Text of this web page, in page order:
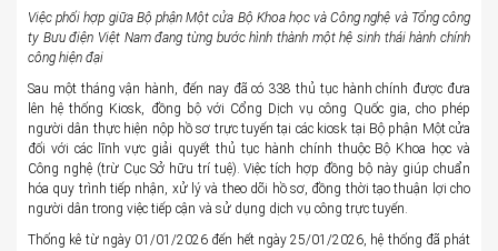
Việc phối hợp giữa Bộ phận Một cửa Bộ Khoa học và Công nghệ và Tổng công
ty Bưu điện Việt Nam đang từng bước hình thành một hệ sinh thái hành chính
công hiện đại
Sau một tháng vận hành, đến nay đã có 338 thủ tục hành chính được đưa
lên hệ thống Kiosk, đồng bộ với Cổng Dịch vụ công Quốc gia, cho phép
người dân thực hiện nộp hồ sơ trực tuyến tại các kiosk tại Bộ phận Một cửa
đối với các lĩnh vực giải quyết thủ tục hành chính thuộc Bộ Khoa học và
Công nghệ (trừ Cục Sở hữu trí tuệ). Việc tích hợp đồng bộ này giúp chuẩn
hóa quy trình tiếp nhận, xử lý và theo dõi hồ sơ, đồng thời tạo thuận lợi cho
người dân trong việc tiếp cận và sử dụng dịch vụ công trực tuyến.
Thống kê từ ngày 01/01/2026 đến hết ngày 25/01/2026, hệ thống đã phát